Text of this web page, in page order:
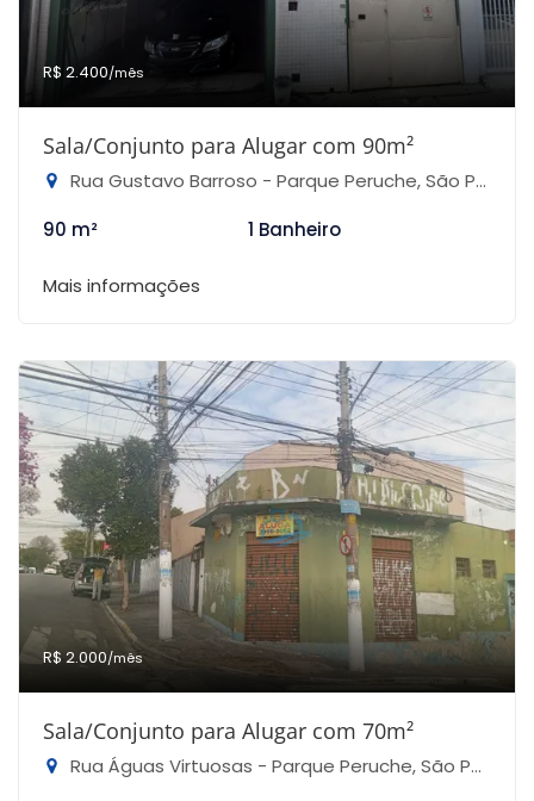
R$ 2.400/mês
Sala/Conjunto para Alugar com 90m²
Rua Gustavo Barroso - Parque Peruche, São Paulo-SP
90 m²
1 Banheiro
Mais informações
R$ 2.000/mês
Sala/Conjunto para Alugar com 70m²
Rua Águas Virtuosas - Parque Peruche, São Paulo-SP